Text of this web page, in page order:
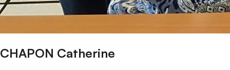
CHAPON Catherine